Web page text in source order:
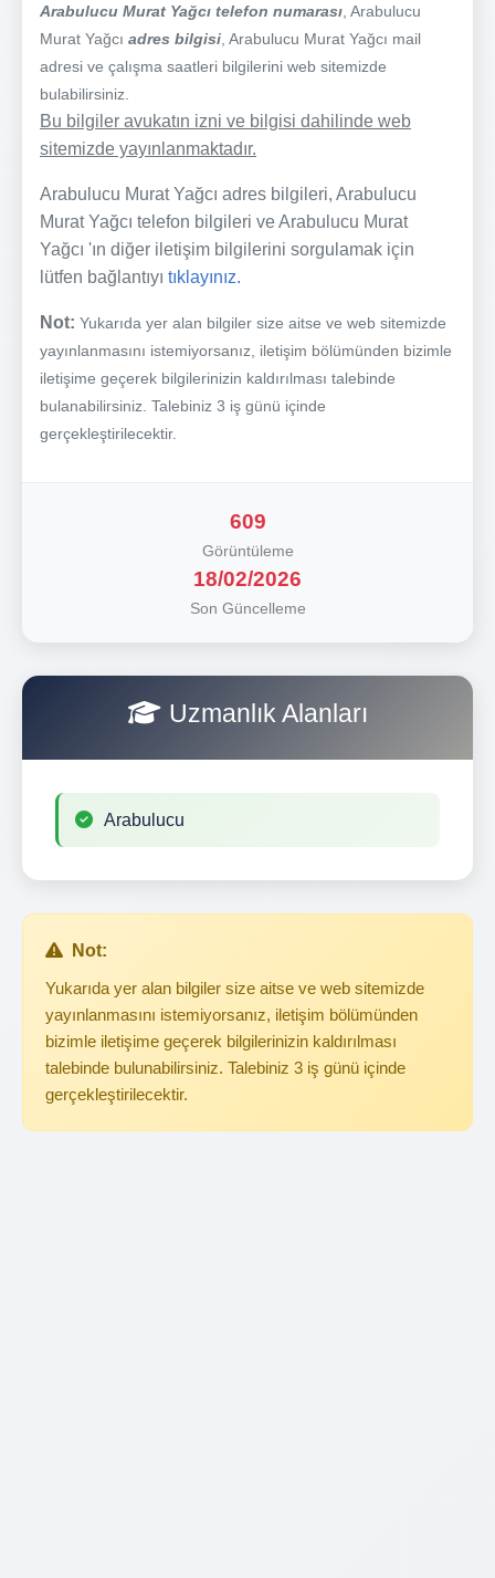
Arabulucu Murat Yağcı telefon numarası , Arabulucu
Murat Yağcı adres bilgisi , Arabulucu Murat Yağcı mail
adresi ve çalışma saatleri bilgilerini web sitemizde
bulabilirsiniz.
Bu bilgiler avukatın izni ve bilgisi dahilinde web
sitemizde yayınlanmaktadır.
Arabulucu Murat Yağcı adres bilgileri, Arabulucu
Murat Yağcı telefon bilgileri ve Arabulucu Murat
Yağcı 'ın diğer iletişim bilgilerini sorgulamak için
lütfen bağlantıyı tıklayınız.
Not: Yukarıda yer alan bilgiler size aitse ve web sitemizde
yayınlanmasını istemiyorsanız, iletişim bölümünden bizimle
iletişime geçerek bilgilerinizin kaldırılması talebinde
bulanabilirsiniz. Talebiniz 3 iş günü içinde
gerçekleştirilecektir.
609
Görüntüleme
18/02/2026
Son Güncelleme
Uzmanlık Alanları
Arabulucu
Not:
Yukarıda yer alan bilgiler size aitse ve web sitemizde
yayınlanmasını istemiyorsanız, iletişim bölümünden
bizimle iletişime geçerek bilgilerinizin kaldırılması
talebinde bulunabilirsiniz. Talebiniz 3 iş günü içinde
gerçekleştirilecektir.